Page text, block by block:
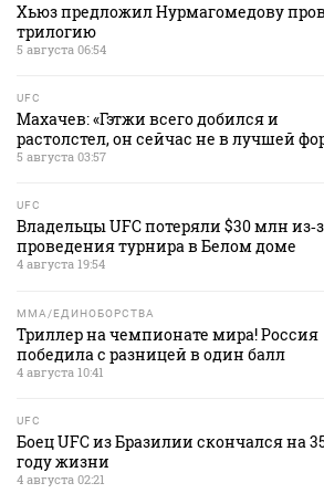
Хьюз предложил Нурмагомедову
трилогию
5 августа 06:54
UFC
Махачев: «Гэтжи всего добился и
растолстел, он сейчас не в лучшей
5 августа 03:57
UFC
Владельцы UFC потеряли $30 млн
проведения турнира в Белом доме
4 августа 19:54
MMA/ЕДИНОБОРСТВА
Триллер на чемпионате мира! Россия
победила с разницей в один балл
4 августа 10:41
UFC
Боец UFC из Бразилии скончался на
году жизни
4 августа 02:21